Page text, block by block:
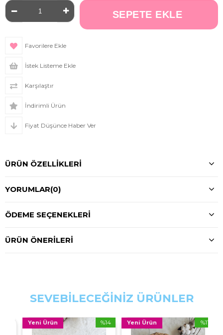
Favorilere Ekle
İstek Listeme Ekle
Karşılaştır
İndirimli Ürün
Fiyat Düşünce Haber Ver
ÜRÜN ÖZELLIKLERI
YORUMLAR(0)
ÖDEME SEÇENEKLERI
ÜRÜN ÖNERILERI
SEVEBİLECEĞİNİZ ÜRÜNLER
%14
İndirim
Yeni Ürün
%11
İndirim
Yeni Ürün